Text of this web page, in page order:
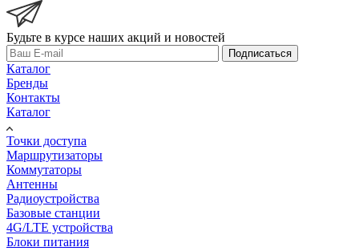
Будьте в курсе наших акций и новостей
Подписаться
Каталог
Бренды
Контакты
Каталог
Точки доступа
Маршрутизаторы
Коммутаторы
Антенны
Радиоустройства
Базовые станции
4G/LTE устройства
Блоки питания